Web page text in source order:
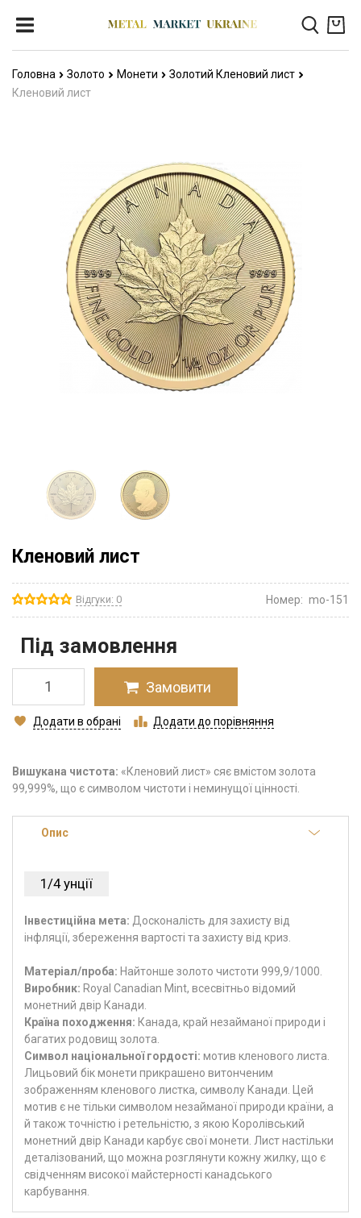
Головна Золото Монети
Золотий Кленовий лист
Кленовий лист
Кленовий лист
Відгуки: 0 Номер: mo-151
Під замовлення
Замовити
Додати в обрані Додати до порівняння
Вишукана чистота: «Кленовий лист» сяє вмістом золота
99,999%, що є символом чистоти і неминущої цінності.
Опис
1/4 унції
Інвестиційна мета: Досконалість для захисту від
інфляції, збереження вартості та захисту від криз.
Матеріал/проба: Найтонше золото чистоти 999,9/1000.
Виробник: Royal Canadian Mint, всесвітньо відомий
монетний двір Канади.
Країна походження: Канада, край незайманої природи і
багатих родовищ золота.
Символ національної гордості: мотив кленового листа.
Лицьовий бік монети прикрашено витонченим
зображенням кленового листка, символу Канади. Цей
мотив є не тільки символом незайманої природи країни, а
й також точністю і ретельністю, з якою Королівський
монетний двір Канади карбує свої монети. Лист настільки
деталізований, що можна розглянути кожну жилку, що є
свідченням високої майстерності канадського
карбування.